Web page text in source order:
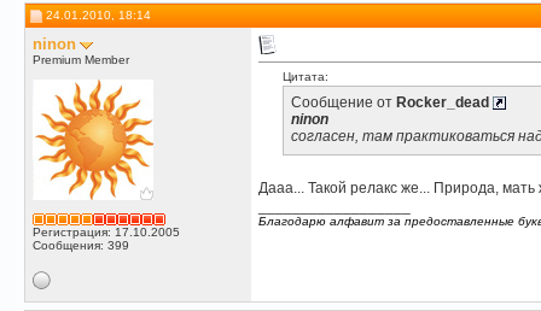
24.01.2010, 18:14
ninon
Premium Member
Регистрация: 17.10.2005
Сообщения: 399
Цитата:
Сообщение от Rocker_dead
ninon
согласен, там практиковаться
Дааа... Такой релакс же... Природа,
Благодарю алфавит за предоставленные